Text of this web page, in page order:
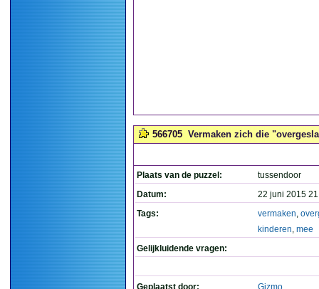
566705 Vermaken zich die
Plaats van de puzzel:
tussendoor
Datum:
22 juni 2015
Tags:
vermaken,
kinderen, mee
Gelijkluidende vragen:
Geplaatst door: Gizmo